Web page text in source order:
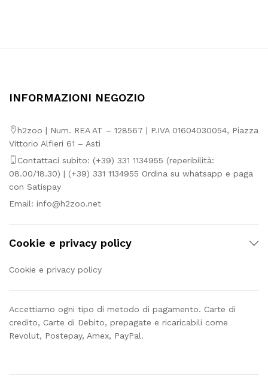
65,15€
INFORMAZIONI NEGOZIO
h2zoo | Num. REA AT – 128567 | P.IVA 01604030054, Piazza
Vittorio Alfieri 61 – Asti
Contattaci subito: (+39) 331 1134955 (reperibilità:
08.00/18.30) | (+39) 331 1134955 Ordina su whatsapp e paga
con Satispay
Email: info@h2zoo.net
Cookie e privacy policy
Cookie e privacy policy
Accettiamo ogni tipo di metodo di pagamento. Carte di
credito, Carte di Debito, prepagate e ricaricabili come
Revolut, Postepay, Amex, PayPal.